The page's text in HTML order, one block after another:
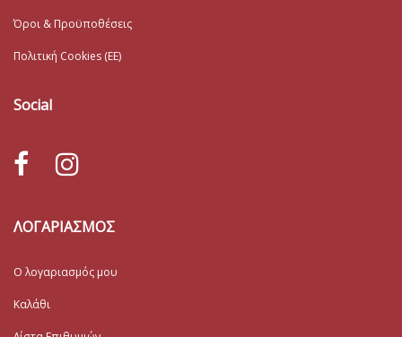
Όροι & Προϋποθέσεις
Πολιτική Cookies (ΕΕ)
Social
ΛΟΓΑΡΙΑΣΜΟΣ
Ο λογαριασμός μου
Καλάθι